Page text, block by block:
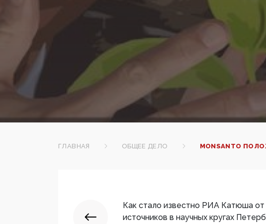
ГЛАВНАЯ ОБЩЕЕ ДЕЛО MONSANTO
Как стало известно РИА Катюша
источников в научных кругах